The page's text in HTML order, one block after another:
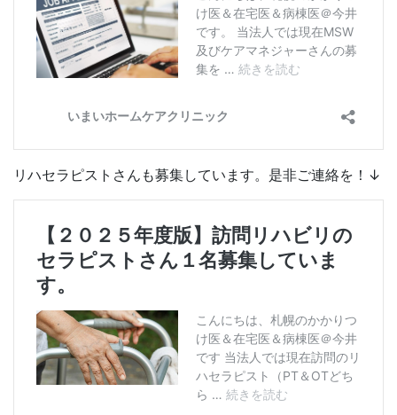
リハセラピストさんも募集しています。是非ご連絡を！↓